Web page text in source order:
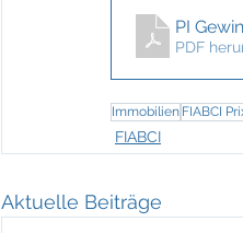
PI
PDF
Immobilien FIABCI
FIABCI
Aktuelle Beiträge